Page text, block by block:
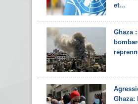
et...
Ghaza
Ghaza: